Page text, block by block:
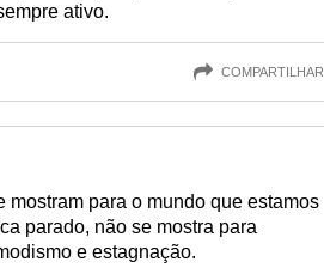
ativo.
COMPARTILHAR
para o mundo que estamos
parado, não se mostra para
e estagnação.